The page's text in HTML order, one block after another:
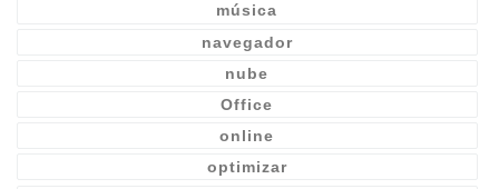
música
navegador
nube
Office
online
optimizar